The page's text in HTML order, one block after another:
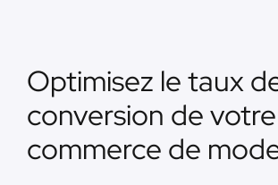
Optimisez le taux
conversion de
commerce de